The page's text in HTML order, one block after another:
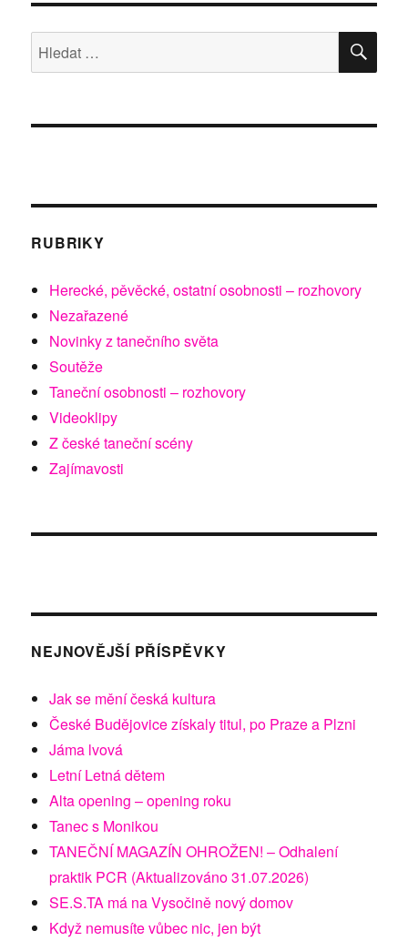
Hledat:
RUBRIKY
Herecké, pěvěcké, ostatní osobnosti – rozhovory
Nezařazené
Novinky z tanečního světa
Soutěže
Taneční osobnosti – rozhovory
Videoklipy
Z české taneční scény
Zajímavosti
NEJNOVĚJŠÍ PŘÍSPĚVKY
Jak se mění česká kultura
České Budějovice získaly titul, po Praze a Plzni
Jáma lvová
Letní Letná dětem
Alta opening – opening roku
Tanec s Monikou
TANEČNÍ MAGAZÍN OHROŽEN! – Odhalení
praktik PCR (Aktualizováno 31.07.2026)
SE.S.TA má na Vysočině nový domov
Když nemusíte vůbec nic, jen být